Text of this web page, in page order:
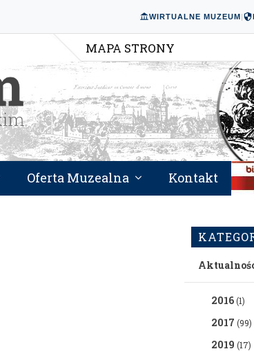
WIRTUALNE MUZEUM|
MAPA STRONY
Oferta Muzealna Kontakt
2016(1)
2017 (99)
2019 (17)